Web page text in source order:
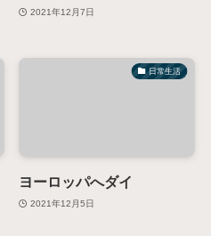
2021年12月7日
日常生活
ヨーロッパへダイ
2021年12月5日